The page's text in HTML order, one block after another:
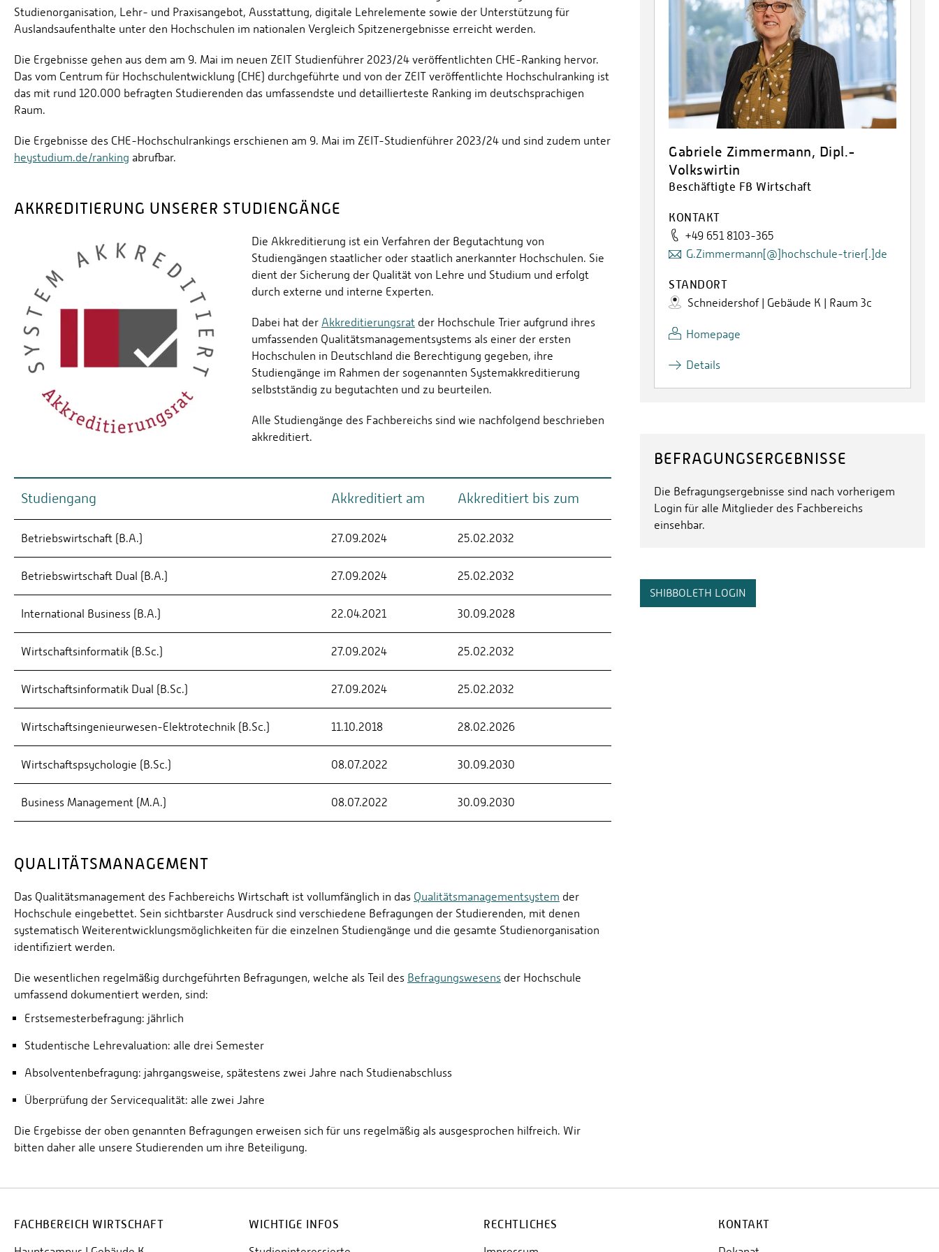
Studienorganisation, Lehr- und Praxisangebot, Ausstattung, digitale Lehrelemente sowie der Unterstützung für
Auslandsaufenthalte unter den Hochschulen im nationalen Vergleich Spitzenergebnisse erreicht werden.
Die Ergebnisse gehen aus dem am 9. Mai im neuen ZEIT Studienführer 2023/24 veröffentlichten CHE-Ranking hervor.
Das vom Centrum für Hochschulentwicklung (CHE) durchgeführte und von der ZEIT veröffentlichte Hochschulranking ist
das mit rund 120.000 befragten Studierenden das umfassendste und detaillierteste Ranking im deutschsprachigen
Raum.
Die Ergebnisse des CHE-Hochschulrankings erschienen am 9. Mai im ZEIT-Studienführer 2023/24 und sind zudem unter
heystudium.de/ranking abrufbar.
AKKREDITIERUNG UNSERER STUDIENGÄNGE
Die Akkreditierung ist ein Verfahren der Begutachtung von
Studiengängen staatlicher oder staatlich anerkannter Hochschulen. Sie
dient der Sicherung der Qualität von Lehre und Studium und erfolgt
durch externe und interne Experten.
Dabei hat der Akkreditierungsrat der Hochschule Trier aufgrund ihres
umfassenden Qualitätsmanagementsystems als einer der ersten
Hochschulen in Deutschland die Berechtigung gegeben, ihre
Studiengänge im Rahmen der sogenannten Systemakkreditierung
selbstständig zu begutachten und zu beurteilen.
Alle Studiengänge des Fachbereichs sind wie nachfolgend beschrieben
akkreditiert.
Studiengang Akkreditiert am Akkreditiert bis zum
Betriebswirtschaft (B.A.) 27.09.2024 25.02.2032
Betriebswirtschaft Dual (B.A.) 27.09.2024 25.02.2032
International Business (B.A.) 22.04.2021 30.09.2028
Wirtschaftsinformatik (B.Sc.) 27.09.2024 25.02.2032
Wirtschaftsinformatik Dual (B.Sc.) 27.09.2024 25.02.2032
Wirtschaftsingenieurwesen-Elektrotechnik (B.Sc.) 11.10.2018 28.02.2026
Wirtschaftspsychologie (B.Sc.) 08.07.2022 30.09.2030
Business Management (M.A.) 08.07.2022 30.09.2030
QUALITÄTSMANAGEMENT
Das Qualitätsmanagement des Fachbereichs Wirtschaft ist vollumfänglich in das Qualitätsmanagementsystem der
Hochschule eingebettet. Sein sichtbarster Ausdruck sind verschiedene Befragungen der Studierenden, mit denen
systematisch Weiterentwicklungsmöglichkeiten für die einzelnen Studiengänge und die gesamte Studienorganisation
identifiziert werden.
Die wesentlichen regelmäßig durchgeführten Befragungen, welche als Teil des Befragungswesens der Hochschule
umfassend dokumentiert werden, sind:
Erstsemesterbefragung: jährlich
Studentische Lehrevaluation: alle drei Semester
Absolventenbefragung: jahrgangsweise, spätestens zwei Jahre nach Studienabschluss
Überprüfung der Servicequalität: alle zwei Jahre
Die Ergebisse der oben genannten Befragungen erweisen sich für uns regelmäßig als ausgesprochen hilfreich. Wir
bitten daher alle unsere Studierenden um ihre Beteiligung.
Gabriele Zimmermann, Dipl.-
Volkswirtin
Beschäftigte FB Wirtschaft
KONTAKT
+49 651 8103-365
G.Zimmermann[@]hochschule-trier[.]de
STANDORT
Schneidershof | Gebäude K | Raum 3c
Homepage
Details
BEFRAGUNGSERGEBNISSE
Die Befragungsergebnisse sind nach vorherigem
Login für alle Mitglieder des Fachbereichs
einsehbar.
SHIBBOLETH LOGIN
FACHBEREICH WIRTSCHAFT WICHTIGE INFOS RECHTLICHES KONTAKT